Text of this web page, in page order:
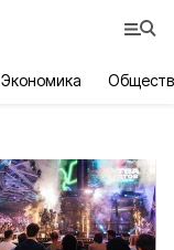
Экономика